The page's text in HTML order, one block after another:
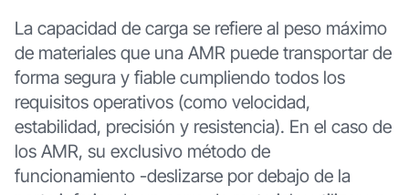
La capacidad de carga se refiere al peso máximo
de materiales que una AMR puede transportar de
forma segura y fiable cumpliendo todos los
requisitos operativos (como velocidad,
estabilidad, precisión y resistencia). En el caso de
los AMR, su exclusivo método de
funcionamiento -deslizarse por debajo de la